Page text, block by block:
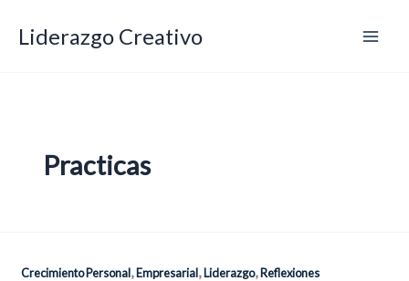
Liderazgo Creativo
Practicas
Crecimiento Personal,Empresarial,Liderazgo,Reflexiones